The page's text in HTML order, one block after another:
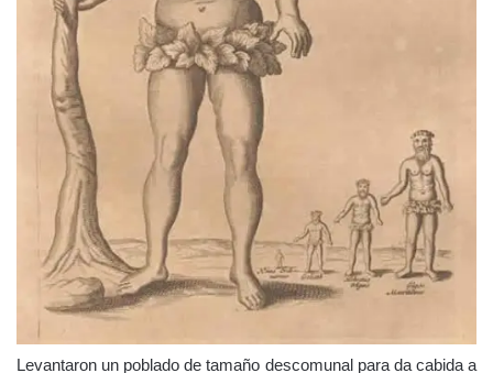
Levantaron un poblado de tamaño descomunal para da cabida a